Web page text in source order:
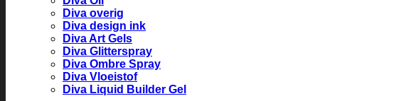
Diva overig
Diva design ink
Diva Art Gels
Diva Glitterspray
Diva Ombre Spray
Diva Vloeistof
Diva Liquid Builder Gel